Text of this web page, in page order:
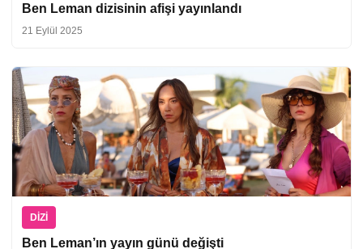
Ben Leman dizisinin afişi yayınlandı
21 Eylül 2025
DIZI
Ben Leman’ın yayın günü değişti